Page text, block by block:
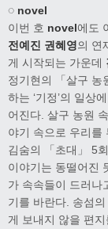
◌ novel
이번 호 novel에도
전예진 권혜영의 연
게 시작되는 가운데
정기현의 「살구 농
하는 ‘기정’의 일상
어진다. 살구 농원
야기 속으로 우리를
김숨의 「초대」 5
이야기는 동떨어진
가 속속들이 드러나
기를 바란다. 송섬의
게 보내지 않을 편지